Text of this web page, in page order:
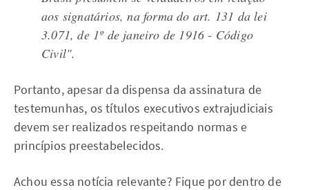
aos signatários, na forma do art. 131 da lei
3.071, de 1º de janeiro de 1916 - Código
Civil".
Portanto, apesar da dispensa da assinatura de
testemunhas, os títulos executivos extrajudiciais
devem ser realizados respeitando normas e
princípios preestabelecidos.
Achou essa notícia relevante? Fique por dentro de